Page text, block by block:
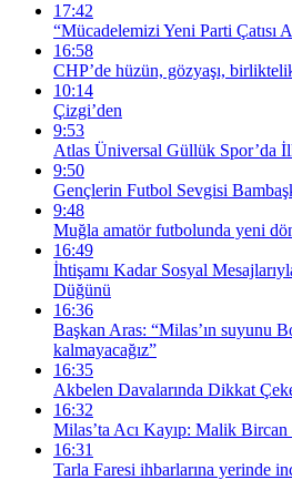
17:42
“Mücadelemizi Yeni Parti Çatısı
16:58
CHP’de hüzün, gözyaşı,
10:14
Çizgi’den
9:53
Atlas Üniversal Güllük Spor’da
9:50
Gençlerin Futbol Sevgisi
9:48
Muğla amatör futbolunda yeni
16:49
İhtişamı Kadar Sosyal
Düğünü
16:36
Başkan Aras: “Milas’ın suyunu
kalmayacağız”
16:35
Akbelen Davalarında Dikkat
16:32
Milas’ta Acı Kayıp: Malik Bircan
16:31
Tarla Faresi ihbarlarına yerinde